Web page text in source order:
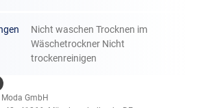
Nicht waschen Trocknen im
Wäschetrockner Nicht
trockenreinigen
Moda GmbH